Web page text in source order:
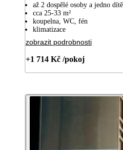
až 2 dospělé osoby a jedno dítě
cca 25-33 m²
koupelna, WC, fén
klimatizace
zobrazit podrobnosti
+1 714 Kč /pokoj